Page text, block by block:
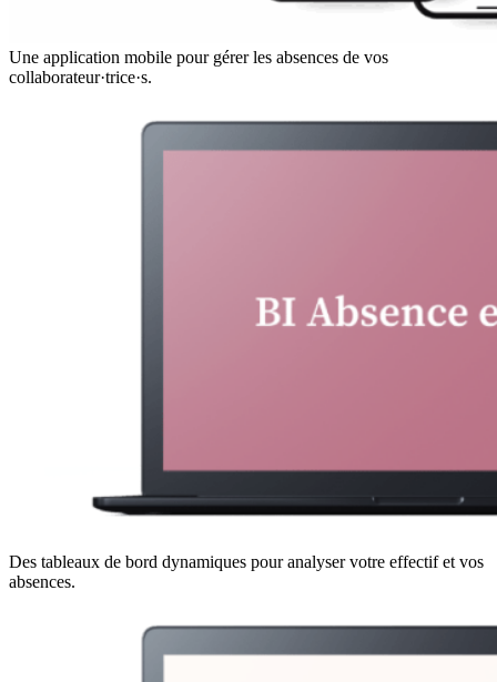
Une application mobile pour gérer les absences de vos
collaborateur·trice·s.
Des tableaux de bord dynamiques pour analyser votre effectif et vos
absences.